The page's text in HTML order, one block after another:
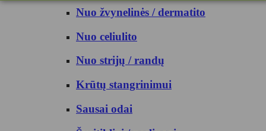
Nuo žvynelinės / dermatito
Nuo celiulito
Nuo strijų / randų
Krūtų stangrinimui
Sausai odai